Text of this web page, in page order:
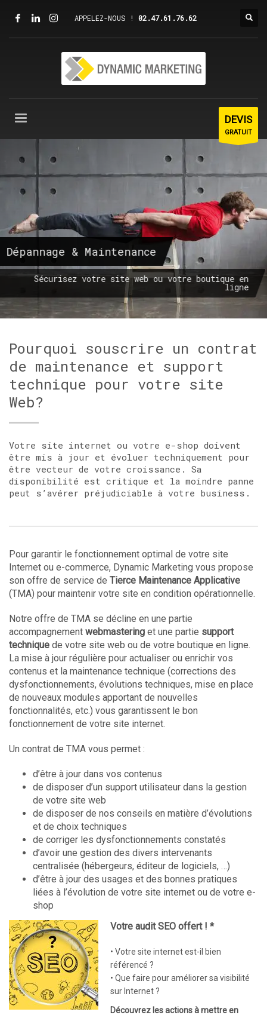
APPELEZ-NOUS ! 02.47.61.76.62
DEVIS
GRATUIT
Dépannage & Maintenance
Sécurisez votre site web ou votre boutique en
ligne
Pourquoi souscrire un contrat
de maintenance et support
technique pour votre site
Web?
Votre site internet ou votre e-shop doivent
être mis à jour et évoluer techniquement pour
être vecteur de votre croissance. Sa
disponibilité est critique et la moindre panne
peut s’avérer préjudiciable à votre business.
Pour garantir le fonctionnement optimal de votre site
Internet ou e-commerce, Dynamic Marketing vous propose
son offre de service de Tierce Maintenance Applicative
(TMA) pour maintenir votre site en condition opérationnelle.
Notre offre de TMA se décline en une partie
accompagnement webmastering et une partie support
technique de votre site web ou de votre boutique en ligne.
La mise à jour régulière pour actualiser ou enrichir vos
contenus et la maintenance technique (corrections des
dysfonctionnements, évolutions techniques, mise en place
de nouveaux modules apportant de nouvelles
fonctionnalités, etc.) vous garantissent le bon
fonctionnement de votre site internet.
Un contrat de TMA vous permet :
d’être à jour dans vos contenus
de disposer d’un support utilisateur dans la gestion
de votre site web
de disposer de nos conseils en matière d’évolutions
et de choix techniques
de corriger les dysfonctionnements constatés
d’avoir une gestion des divers intervenants
centralisée (hébergeurs, éditeur de logiciels, …)
d’être à jour des usages et des bonnes pratiques
liées à l’évolution de votre site internet ou de votre e-
shop
Votre audit SEO offert ! *
• Votre site internet est-il bien
référencé ?
• Que faire pour améliorer sa visibilité
sur Internet ?
Découvrez les actions à mettre en